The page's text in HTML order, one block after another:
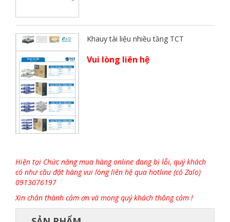
Khauy tài liệu nhiều tầng TCT
Vui lòng liên hệ
Hiện tại Chức năng mua hàng online đang bị lỗi, quý khách
có như cầu đặt hàng vui lòng liên hệ qua hotline (có Zalo)
0913076197
Xin chân thành cảm ơn và mong quý khách thông cảm !